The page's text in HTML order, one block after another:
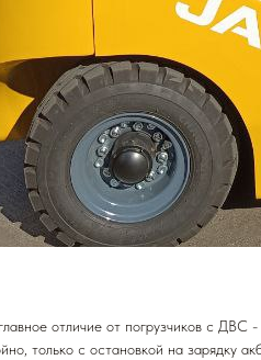
отличие от погрузчиков с ДВС -
только с остановкой на зарядку